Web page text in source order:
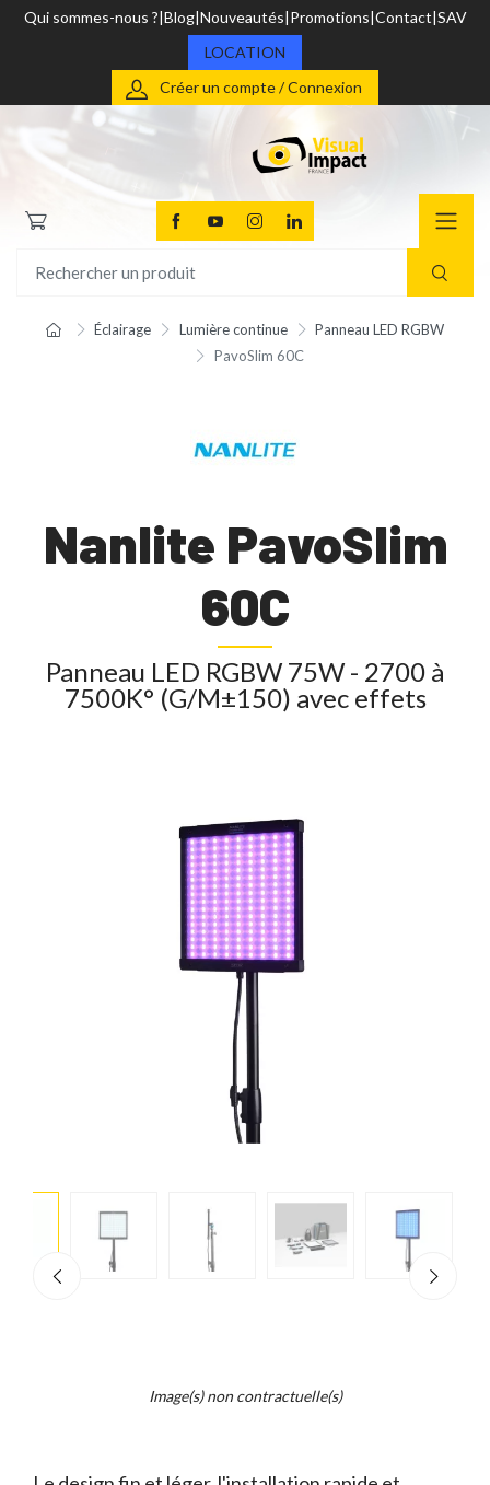
Qui sommes-nous ? Blog Nouveautés Promotions Contact SAV
LOCATION
Créer un compte / Connexion
Éclairage Lumière continue
Panneau LED RGBW
PavoSlim 60C
Nanlite PavoSlim
60C
Panneau LED RGBW 75W - 2700 à
7500K° (G/M±150) avec effets
Image(s) non contractuelle(s)